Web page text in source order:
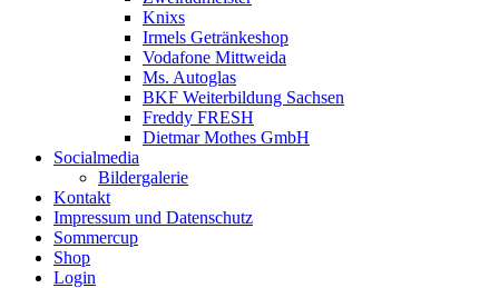
Knixs
Irmels Getränkeshop
Vodafone Mittweida
Ms. Autoglas
BKF Weiterbildung Sachsen
Freddy FRESH
Dietmar Mothes GmbH
Socialmedia
Bildergalerie
Kontakt
Impressum und Datenschutz
Sommercup
Shop
Login